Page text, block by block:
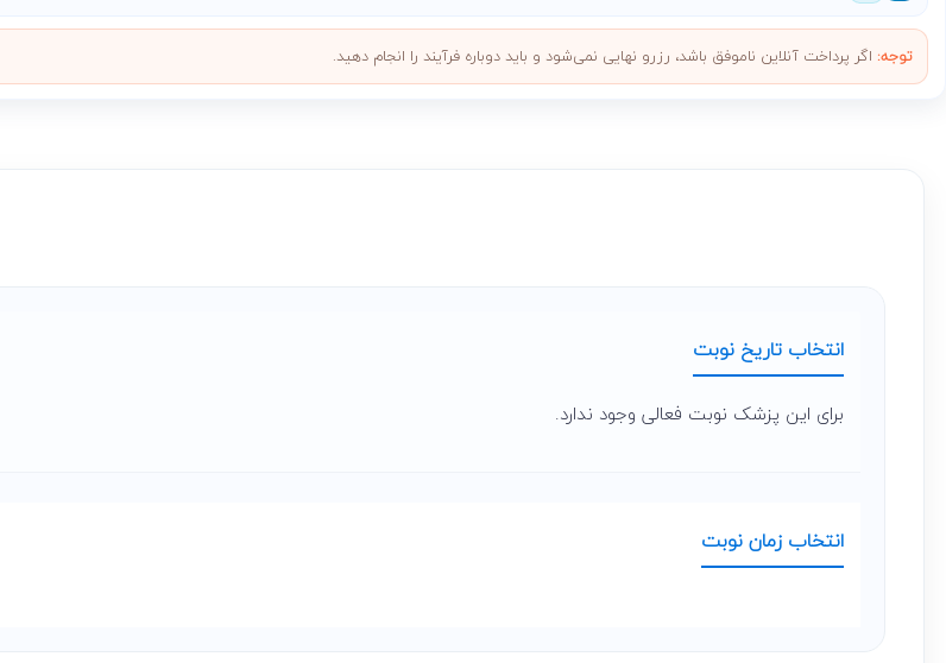
توجه: اگر پرداخت آنلاین ناموفق باشد، رزرو نهایی نمی‌شود و باید دوباره فرآیند را انجام دهید.
انتخاب تاریخ نوبت
برای این پزشک نوبت فعالی وجود ندارد.
انتخاب زمان نوبت